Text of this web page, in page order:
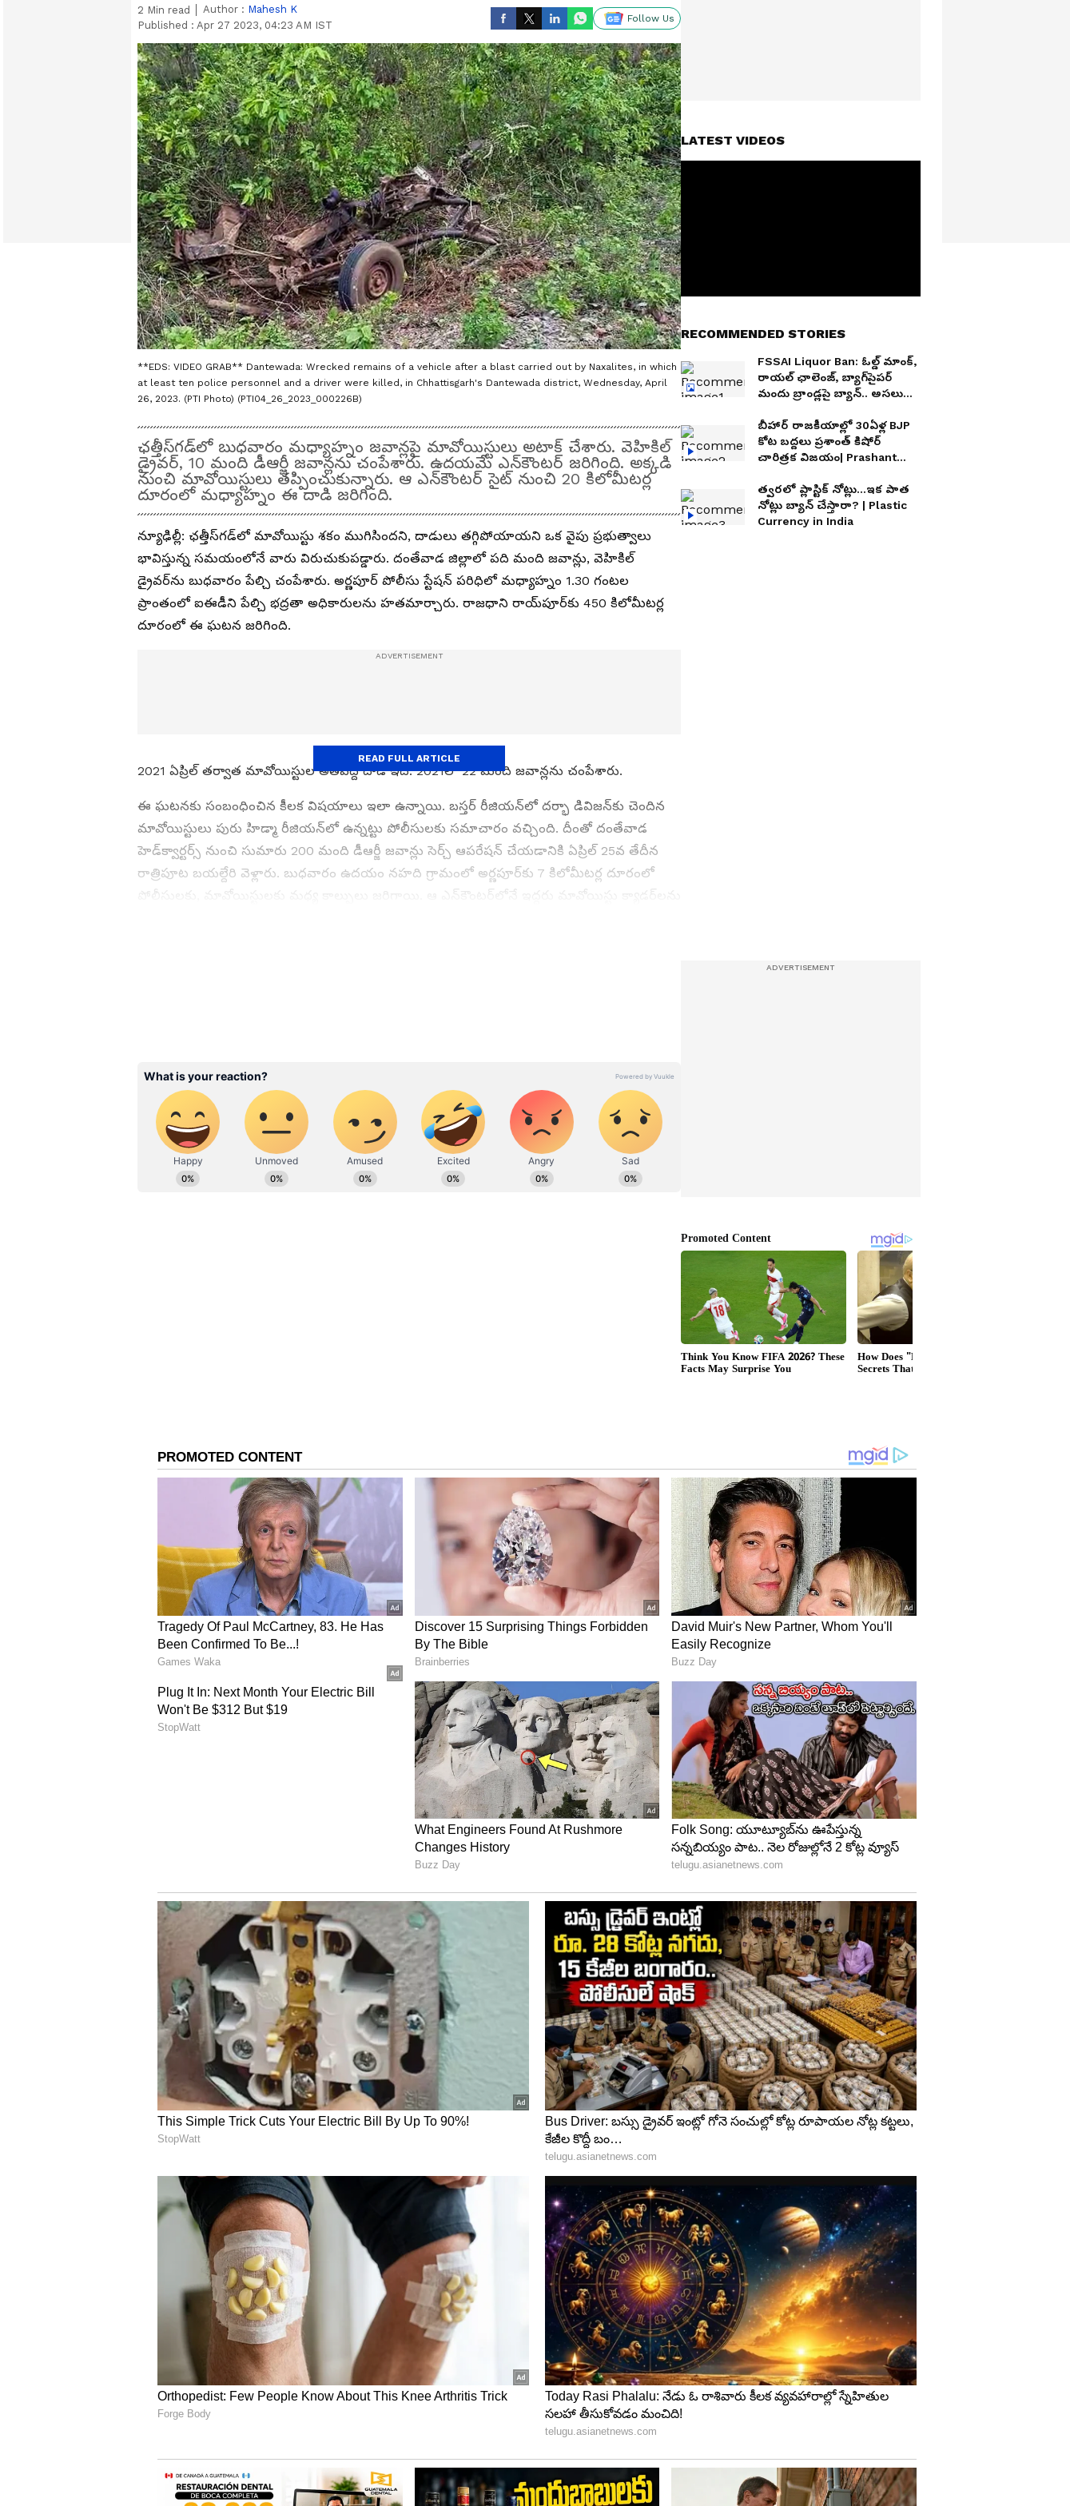
2 Min read Author : Mahesh K
Published : Apr 27 2023, 04:23 AM IST
Follow Us
**EDS: VIDEO GRAB** Dantewada: Wrecked remains of a vehicle after a blast carried out by Naxalites, in which
at least ten police personnel and a driver were killed, in Chhattisgarh's Dantewada district, Wednesday, April
26, 2023. (PTI Photo) (PTI04_26_2023_000226B)
ఛత్తీస్‌గడ్‌లో బుధవారం మధ్యాహ్నం జవాన్లపై మావోయిస్టులు అటాక్ చేశారు. వెహికిల్
డ్రైవర్, 10 మంది డీఆర్జీ జవాన్లను చంపేశారు. ఉదయమే ఎన్‌కౌంటర్ జరిగింది. అక్కడి
నుంచి మావోయిస్టులు తప్పించుకున్నారు. ఆ ఎన్‌కౌంటర్ సైట్ నుంచి 20 కిలోమీటర్ల
దూరంలో మధ్యాహ్నం ఈ దాడి జరిగింది.
న్యూఢిల్లీ: ఛత్తీస్‌గడ్‌లో మావోయిస్టు శకం ముగిసిందని, దాడులు తగ్గిపోయాయని ఒక వైపు ప్రభుత్వాలు
భావిస్తున్న సమయంలోనే వారు విరుచుకుపడ్డారు. దంతేవాడ జిల్లాలో పది మంది జవాన్లు, వెహికిల్
డ్రైవర్‌ను బుధవారం పేల్చి చంపేశారు. అర్ణపూర్ పోలీసు స్టేషన్ పరిధిలో మధ్యాహ్నం 1.30 గంటల
ప్రాంతంలో ఐఈడీని పేల్చి భద్రతా అధికారులను హతమార్చారు. రాజధాని రాయ్‌పూర్‌కు 450 కిలోమీటర్ల
దూరంలో ఈ ఘటన జరిగింది.
2021 ఏప్రిల్ తర్వాత మావోయిస్టుల అతిపెద్ద దాడి ఇదే. 2021లో 22 మంది జవాన్లను చంపేశారు.
ఈ ఘటనకు సంబంధించిన కీలక విషయాలు ఇలా ఉన్నాయి. బస్తర్ రీజియన్‌లో దర్భా డివిజన్‌కు చెందిన
మావోయిస్టులు పురు హిడ్మా రీజియన్‌లో ఉన్నట్టు పోలీసులకు సమాచారం వచ్చింది. దీంతో దంతేవాడ
హెడ్‌క్వార్టర్స్ నుంచి సుమారు 200 మంది డీఆర్జీ జవాన్లు సెర్చ్ ఆపరేషన్ చేయడానికి ఏప్రిల్ 25వ తేదీన
రాత్రిపూట బయల్దేరి వెళ్లారు. బుధవారం ఉదయం నహది గ్రామంలో అర్ణపూర్‌కు 7 కిలోమీటర్ల దూరంలో
పోలీసులకు, మావోయిస్టులకు మధ్య కాల్పులు జరిగాయి. ఆ ఎన్‌కౌంటర్‌లోనే ఇద్దరు మావోయిస్టు క్యాడర్‌లను
ప్రాంతం నుంచి 20 కిలోమీటర్ల దూరంలో ఉన్నది(దంతెవాడ నుంచి 45 కిలోమీటర్లు). ఎన్‌కౌంటర్ సైట్ నుంచి
తప్పించుకున్న మావోయిస్టులకు జవాన్లు వెళ్లుతున్న దారి గురించి ఇన్ఫార్మర్లు చెప్పి ఉంటారని
Also Read:బీజాపూర్ ఎన్కౌంటర్... 22మంది జవాన్లు మృతి, ఆచూకీ దొరకని 21మంది గల్లంతు
పేలుడు తర్వాత వెహికిల్‌లో నుంచి బయటపడ్డ జవాన్లపైనా మావోయిస్టులు కాల్పులు జరిపి ఉంటారని
పోలీసు వర్గాలు చెప్పాయి. అప్పుడు కొద్ది మొత్తంలో కాల్పులు జరిపి.. పారిపోయారు.
ఆ ప్రైవేట్ వెహికల్ ఎగిరిపడగానే.. ఆ కాన్వాయ్‌లోని ఇతర వాహనాలు తమ సహచరులను
కాపాడుకోవడానికి వెనక్కి వచ్చినట్టు పోలీసులు తెలిపారు. వీరు అక్కడికి వెళ్లేలోపే మావోయిస్టులు అక్కడి
ఆ మావోయిస్టులను పట్టుకోవడానికి భారీ సెర్చ్ ఆపరేషన్‌ను ప్రారంభించారు. పేలుడు పదార్థం ఐఈడీని
పేల్చడానికి ఉపయోగించిన ఓ పొడవైన వైర్‌ను పోలీసులు కనుగొన్నారు.
మాండవి, లక్ష్ము మార్కమ్, జోగా కావాసి, గోపానియా సైనికులు (అండర్ కవర్ ఆపరేటివ్స్) రాజు రామ్
కార్టమ్, జైరాం పోడియం, జగదీశ్ కావాసిలుగా గుర్తించారు. ఆ ప్రైవేట్ వెహికిల్ యజమాని, డ్రైవర్ ధనిరామ్
యాదవ్‌ మృతదేహాన్ని కూడా పోలీసులు గుర్తించారు. మృతుల్లో ఎక్కువ మంది దంతెవాడకు
చెందినవారేనని భావిస్తున్నారు.
READ FULL ARTICLE
LATEST VIDEOS
RECOMMENDED STORIES
FSSAI Liquor Ban: ఓల్డ్ మాంక్,
రాయల్ ఛాలెంజ్, బ్యాగ్‌పైపర్
మందు బ్రాండ్లపై బ్యాన్.. అసలు
బీహార్ రాజకీయాల్లో 30ఏళ్ల BJP
కోట బద్దలు ప్రశాంత్ కిషోర్
చారిత్రక విజయం| Prashant
త్వరలో ప్లాస్టిక్ నోట్లు...ఇక పాత
నోట్లు బ్యాన్ చేస్తారా? | Plastic
Currency in India